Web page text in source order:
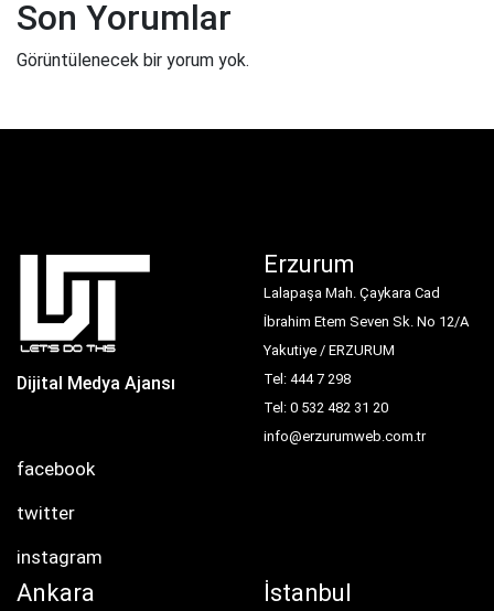
Son Yorumlar
Görüntülenecek bir yorum yok.
Dijital Medya Ajansı
facebook
twitter
instagram
Erzurum
Lalapaşa Mah. Çaykara Cad
İbrahim Etem Seven Sk. No 12/A
Yakutiye / ERZURUM
Tel: 444 7 298
Tel: 0 532 482 31 20
info@erzurumweb.com.tr
Ankara İstanbul